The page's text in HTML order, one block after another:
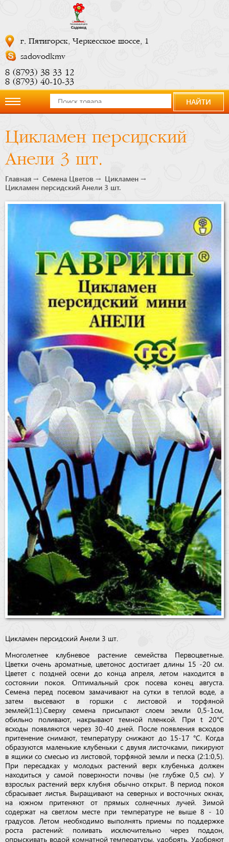
г. Пятигорск, Черкесское шоссе, 1
sadovodkmv
8 (8793) 38 33 12
8 (8793) 40-10-33
компании
Бренды
Доставка
Оптовикам
НАЙТИ
Цикламен персидский
Анели 3 шт.
Главная Семена Цветов
Цикламен
Цикламен персидский Анели 3 шт.
Цикламен персидский Анели 3 шт.
Многолетнее клубневое растение семейства Первоцветные.
Цветки очень ароматные, цветонос достигает длины 15 -20 см.
Цветет с поздней осени до конца апреля, летом находится в
состоянии покоя. Оптимальный срок посева конец августа.
Семена перед посевом замачивают на сутки в теплой воде, а
затем высевают в горшки с листовой и торфяной
землей(1:1).Сверху семена присыпают слоем земли 0,5-1см,
обильно поливают, накрывают темной пленкой. При t 20°C
всходы появляются через 30-40 дней. После появления всходов
притенение снимают, температуру снижают до 15-17 °C. Когда
образуются маленькие клубеньки с двумя листочками, пикируют
в ящики со смесью из листовой, торфяной земли и песка (2:1:0,5).
При пересадках у молодых растений верх клубенька должен
находиться у самой поверхности почвы (не глубже 0,5 см). У
взрослых растений верх клубня обычно открыт. В период покоя
сбрасывает листья. Выращивают на северных и восточных окнах,
на южном притеняют от прямых солнечных лучей. Зимой
содержат на светлом месте при температуре не выше 8 - 10
градусов. Летом необходимо выполнять приемы по поддержке
роста растений: поливать исключительно через поддон,
опрыскивать водой комнатной температуры, удобрять. Удобряют